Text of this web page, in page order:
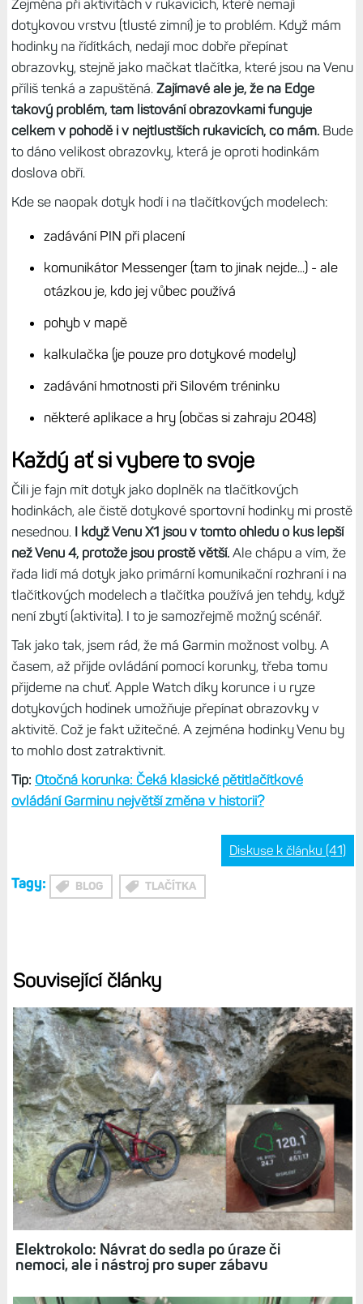
Venu X1:
vodní sporty (plavání, paddleboard, koupání)
rukavice, zejména ty zimní
špinavé prsty - např. zahrada, čištění kola a jiné
manuální práce
zpocené a mokré prsty
Zejména při aktivitách v rukavicích, které nemají
dotykovou vrstvu (tlusté zimní) je to problém. Když mám
hodinky na řídítkách, nedají moc dobře přepínat
obrazovky, stejně jako mačkat tlačítka, které jsou na Venu
příliš tenká a zapuštěná.Zajímavé ale je, že na Edge
takový problém, tam listování obrazovkami funguje
to dáno velikost obrazovky, která je oproti hodinkám
doslova obří.
Kde se naopak dotyk hodí i na tlačítkových modelech:
komunikátor Messenger (tam to jinak nejde...) - ale
otázkou je, kdo jej vůbec používá
pohyb v mapě
kalkulačka (je pouze pro dotykové modely)
zadávání hmotnosti při Silovém tréninku
některé aplikace a hry (občas si zahraju 2048)
Každý ať si vybere to svoje
Čili je fajn mít dotyk jako doplněk na tlačítkových
hodinkách, ale čistě dotykové sportovní hodinky mi prostě
nesednou. I když Venu X1 jsou v tomto ohledu o kus lepší
řada lidí má dotyk jako primární komunikační rozhraní i na
tlačítkových modelech a tlačítka používá jen tehdy, když
Tak jako tak, jsem rád, že má Garmin možnost volby. A
časem, až přijde ovládání pomocí korunky, třeba tomu
přijdeme na chuť. Apple Watch díky korunce i u ryze
Tip:Otočná korunka: Čeká klasické pětitlačítkové
ovládání Garminu největší změna v historii?
Diskuse k článku (41)
Tagy: BLOG TLAČÍTKA